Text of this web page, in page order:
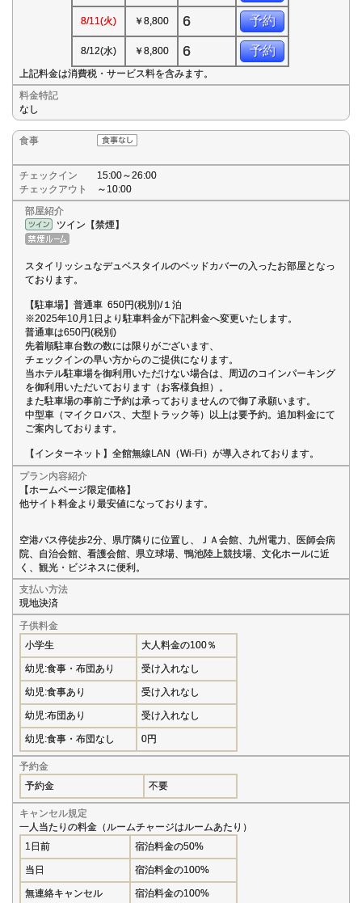
8/11(火) ￥8,800 6 予約
8/12(水) ￥8,800 6 予約
上記料金は消費税・サービス料を含みます。
料金特記
なし
食事
チェックイン
15:00～26:00
チェックアウト
～10:00
部屋紹介
ツイン【禁煙】
スタイリッシュなデュベスタイルのベッドカバーの入ったお部屋となっ
ております。
【駐車場】普通車 650円(税別)/１泊
※2025年10月1日より駐車料金が下記料金へ変更いたします。
普通車は650円(税別)
先着順駐車台数の数には限りがございます、
チェックインの早い方からのご提供になります。
当ホテル駐車場を御利用いただけない場合は、周辺のコインパーキング
を御利用いただいております（お客様負担）。
また駐車場の事前ご予約は承っておりませんので御了承願います。
中型車（マイクロバス、大型トラック等）以上は要予約。追加料金にて
ご案内しております。
【インターネット】全館無線LAN（Wi-Fi）が導入されております。
プラン内容紹介
【ホームページ限定価格】
他サイト料金より最安値になっております。
空港バス停徒歩2分、県庁隣りに位置し、ＪＡ会館、九州電力、医師会病
院、自治会館、看護会館、県立球場、鴨池陸上競技場、文化ホールに近
く、観光・ビジネスに便利。
支払い方法
現地決済
子供料金
小学生
大人料金の100％
幼児:食事・布団あり 受け入れなし
幼児:食事あり 受け入れなし
幼児:布団あり 受け入れなし
幼児:食事・布団なし 0円
予約金
予約金
不要
キャンセル規定
一人当たりの料金（ルームチャージはルームあたり）
1日前
宿泊料金の50%
当日 宿泊料金の100%
無連絡キャンセル 宿泊料金の100%